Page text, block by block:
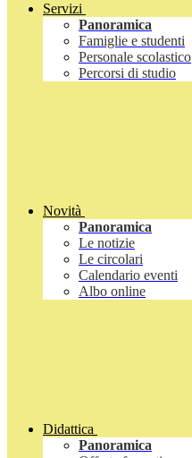
Servizi
Panoramica
Famiglie e studenti
Personale scolastico
Percorsi di studio
Novità
Panoramica
Le notizie
Le circolari
Calendario eventi
Albo online
Didattica
Panoramica